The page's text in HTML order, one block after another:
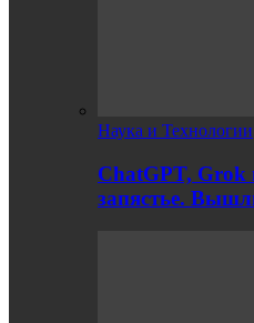
Наука и Технологии
ChatGPT, Grok
запястье.